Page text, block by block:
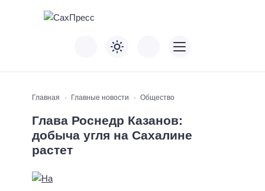
Главная Главные новости Общество
Глава Роснедр Казанов:
добыча угля на Сахалине
растет